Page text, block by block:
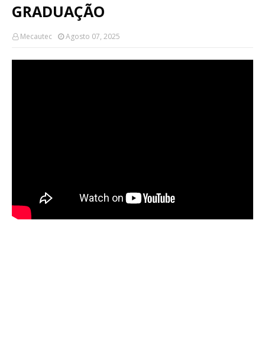
GRADUAÇÃO
Mecautec Agosto 07, 2025